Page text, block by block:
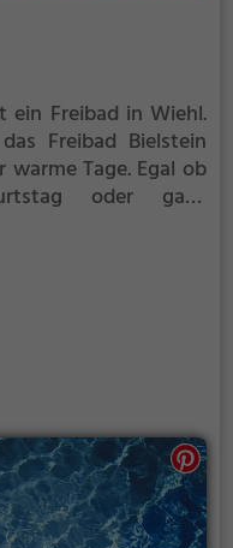
ein Freibad in Wiehl.
Freibad Bielstein
Tage. Egal ob
oder ganz
Bei gutem Wetter
Bielstein Wiehl